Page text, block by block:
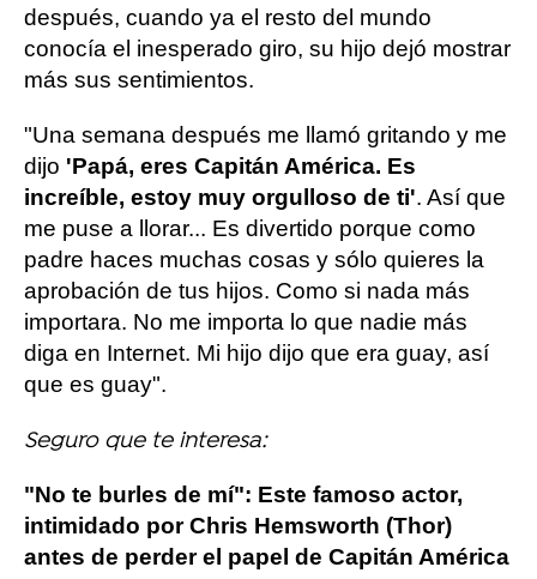
después, cuando ya el resto del mundo
conocía el inesperado giro, su hijo dejó mostrar
más sus sentimientos.
"Una semana después me llamó gritando y me
dijo 'Papá, eres Capitán América. Es
increíble, estoy muy orgulloso de ti'. Así que
me puse a llorar... Es divertido porque como
padre haces muchas cosas y sólo quieres la
aprobación de tus hijos. Como si nada más
importara. No me importa lo que nadie más
diga en Internet. Mi hijo dijo que era guay, así
que es guay".
Seguro que te interesa:
"No te burles de mí": Este famoso actor,
intimidado por Chris Hemsworth (Thor)
antes de perder el papel de Capitán América